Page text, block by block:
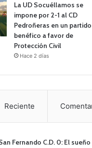
La UD Socuéllamos se
impone por 2-1 al CD
Pedroñeras en un partido
benéfico a favor de
Protección Civil
Hace 2 días
Reciente
Fernando C.D. 0: El